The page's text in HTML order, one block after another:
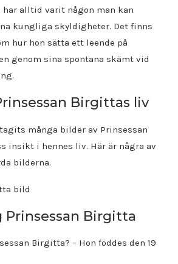
har alltid varit någon man kan
kungliga skyldigheter. Det finns
hur hon sätta ett leende på
genom sina spontana skämt vid
Birgittas liv
många bilder av Prinsessan
insikt i hennes liv. Här är några av
bilderna.
Prinsessan Birgitta
Birgitta? – Hon föddes den 19